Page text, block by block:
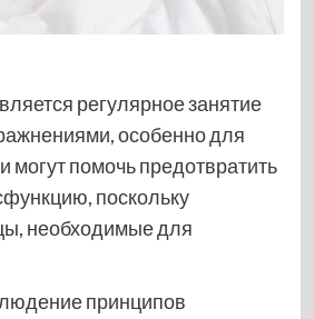
регулярное занятие
особенно для
могут помочь предотвратить
поскольку
необходимые для
принципов